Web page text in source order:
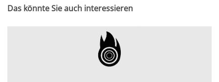
Das könnte Sie auch interessieren